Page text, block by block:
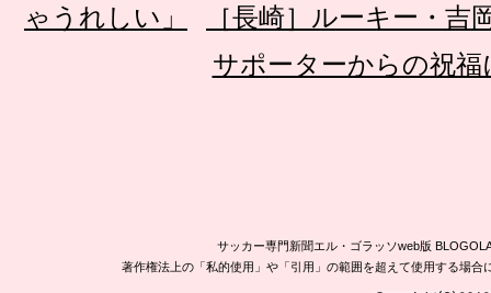
ゃうれしい」
［長崎］ルーキー・吉
サポーターからの祝福
サッカー専門新聞エル・ゴラッソweb版
著作権法上の「私的使用」や「引用」の範囲を超えて使用する場